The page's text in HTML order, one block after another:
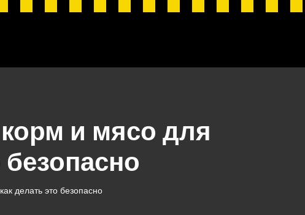
и мясо для
безопасно
делать это безопасно